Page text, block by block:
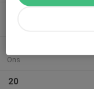
Ons
20